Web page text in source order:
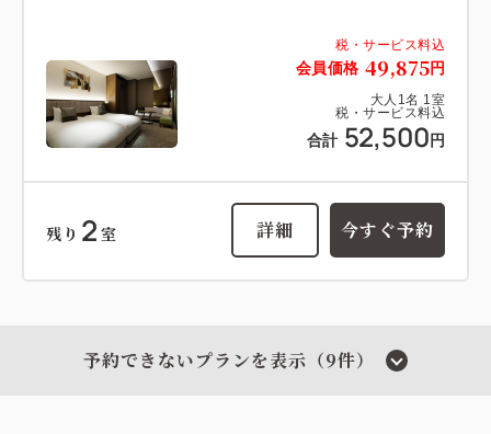
税・サービス料込
会員価格 49,875円
大人 1名 1室
税・サービス料込
合計 52,500 円
残り 2 室 詳細 今すぐ予約
予約できないプランを表示（9件）